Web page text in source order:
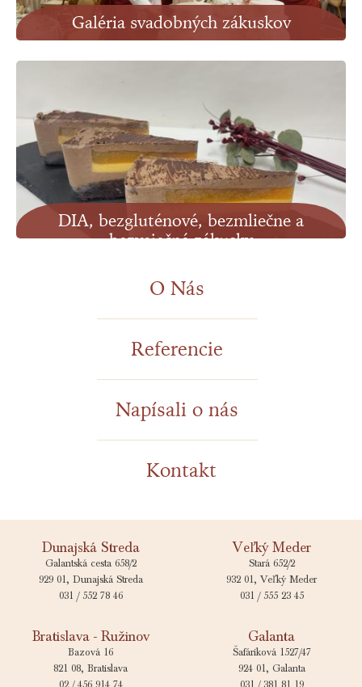
Zobraziť
Galéria svadobných zákuskov
Zobraziť
DIA, bezgluténové, bezmliečne a
bezvaječné zákusky
Zobraziť
O Nás
Referencie
Napísali o nás
Kontakt
Dunajská Streda
Galantská cesta 658/2
929 01, Dunajská Streda
031 / 552 78 46
Veľký Meder
Stará 652/2
932 01, Veľký Meder
031 / 555 23 45
Bratislava - Ružinov
Bazová 16
821 08, Bratislava
Galanta
Šafáriková 1527/47
924 01, Galanta